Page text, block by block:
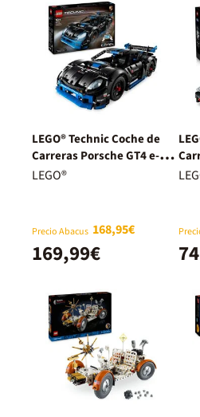
LEGO® Technic Coche de
Carreras Porsche GT4 e-
Performance 42176
LEGO®
Precio Abacus 168,95€
169,99€